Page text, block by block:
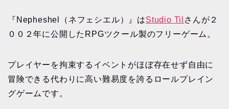
『Nepheshel（ネフェシエル）』はStudio Til さんが２
００２年に公開したRPGツクール製のフリーゲーム。
プレイヤーを拘束するイベントがほぼ存在せず自由に
冒険できる代わりに高い難易度を誇るロールプレイン
グゲームです。